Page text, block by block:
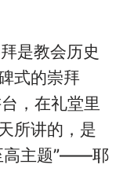
是教会历史
式的崇拜
，在礼堂里
所讲的，是
高主题”——耶